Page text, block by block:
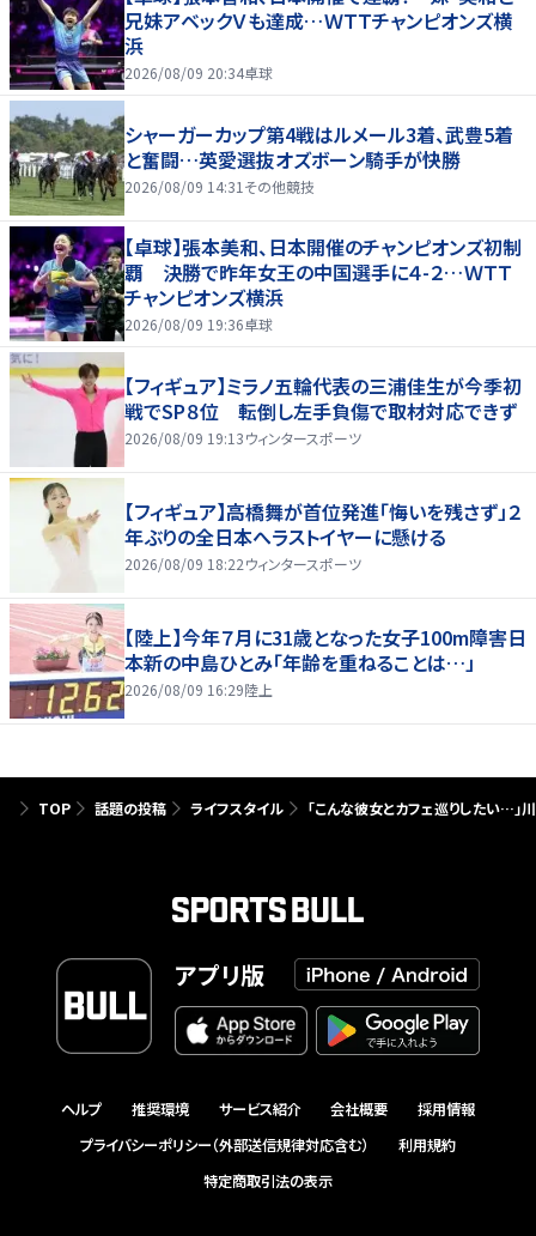
兄妹アベックＶも達成…ＷＴＴチャンピオンズ横
浜
2026/08/09 20:34卓球
シャーガーカップ第4戦はルメール3着、武豊5着
と奮闘…英愛選抜オズボーン騎手が快勝
2026/08/09 14:31 その他競技
【卓球】張本美和、日本開催のチャンピオンズ初制
覇 決勝で昨年女王の中国選手に４-２…ＷＴＴ
チャンピオンズ横浜
2026/08/09 19:36卓球
【フィギュア】ミラノ五輪代表の三浦佳生が今季初
戦でSP８位 転倒し左手負傷で取材対応できず
2026/08/09 19:13ウィンタースポーツ
【フィギュア】高橋舞が首位発進「悔いを残さず」２
年ぶりの全日本へラストイヤーに懸ける
2026/08/09 18:22ウィンタースポーツ
【陸上】今年７月に31歳となった女子100m障害日
本新の中島ひとみ「年齢を重ねることは…」
2026/08/09 16:29陸上
TOP 話題の投稿 ライフスタイル 「こんな彼女とカフェ巡りしたい…」
アプリ版
ヘルプ 推奨環境 サービス紹介 会社概要
採用情報
プライバシーポリシー（外部送信規律対応含む）
利用規約
特定商取引法の表示